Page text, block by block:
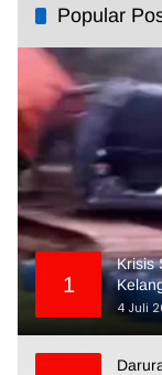
Popular
1
Krisis
4 Juli